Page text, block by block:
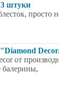
штуки
просто
от
балерины,